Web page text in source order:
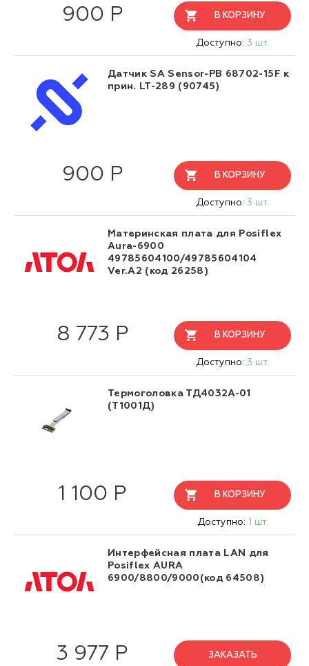
900 Р В КОРЗИНУ
Доступно: 3 шт.
Датчик SA Sensor-PB 68702-15F к
прин. LT-289 (90745)
900 Р В КОРЗИНУ
Доступно: 3 шт.
Материнская плата для Posiflex
Aura-6900
49785604100/49785604104
Ver.A2 (код 26258)
8 773 Р В КОРЗИНУ
Доступно: 3 шт.
Термоголовка ТД4032А-01
(Т1001Д)
1 100 Р В КОРЗИНУ
Доступно: 1 шт.
Интерфейсная плата LAN для
Posiflex AURA
6900/8800/9000(код 64508)
3 977 Р ЗАКАЗАТЬ